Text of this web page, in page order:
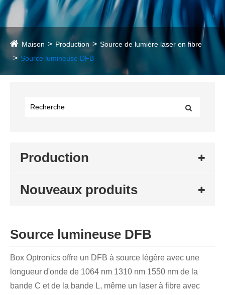
Maison Production
Source de lumière laser en fibre
Source lumineuse DFB
Production
Nouveaux produits
Source lumineuse DFB
Box Optronics offre un DFB à source légère avec une
longueur d'onde de 1064 nm 1310 nm 1550 nm de la
bande C et de la bande L, même un laser à fibre avec